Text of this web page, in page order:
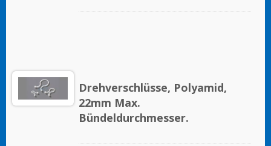
fettfreien Oberfläche angewendet werden.
Drehverschlüsse, Polyamid,
22mm Max.
Bündeldurchmesser.